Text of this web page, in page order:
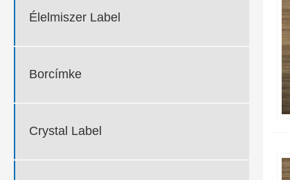
Élelmiszer Label
Borcímke
Crystal Label